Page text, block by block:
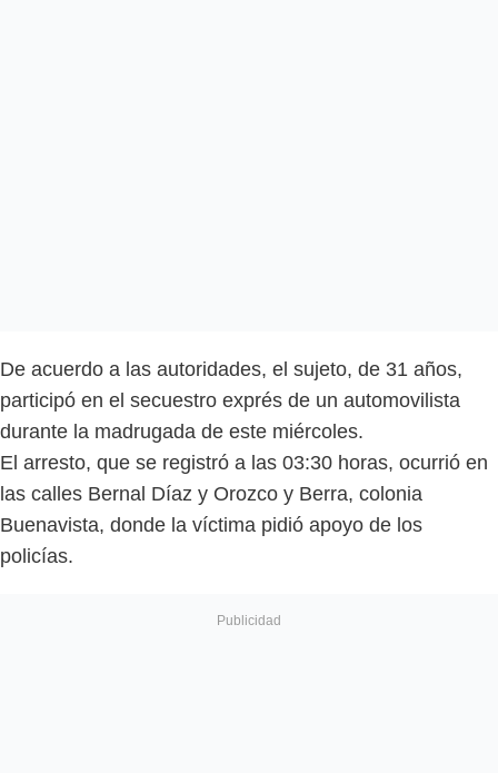
De acuerdo a las autoridades, el sujeto, de 31 años,
participó en el secuestro exprés de un automovilista
durante la madrugada de este miércoles.
El arresto, que se registró a las 03:30 horas, ocurrió en
las calles Bernal Díaz y Orozco y Berra, colonia
Buenavista, donde la víctima pidió apoyo de los
policías.